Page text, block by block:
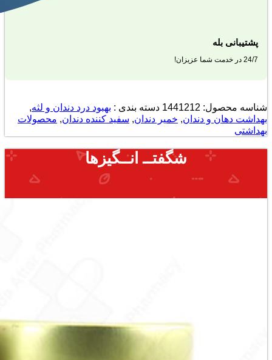
پشتیبانی بله
24/7 در خدمت شما عزیزان!
شناسه محصول: 1441212 دسته بندی : بهبود درد دندان و لثه,
بهداشت دهان و دندان, خمیر دندان, سفید کننده دندان, محصولات
بهداشتی
شگفتــ انــگیزها